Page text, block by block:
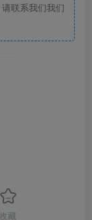
联系我们我们
收藏